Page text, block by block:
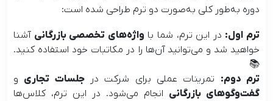
دوره به‌طور کلی به‌صورت دو ترم طراحی شده است:
ترم اول: در این ترم، شما با واژه‌های تخصصی بازرگانی آشنا
خواهید شد و می‌توانید آن‌ها را در مکاتبات خود استفاده کنید.
📚
ترم دوم: تمرینات عملی برای شرکت درجلسات تجاری و
گفت‌وگوهای بازرگانی انجام می‌شود. در این ترم، کلاس‌ها